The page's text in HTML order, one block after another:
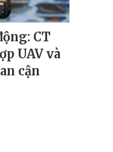
CT
UAV và
cận